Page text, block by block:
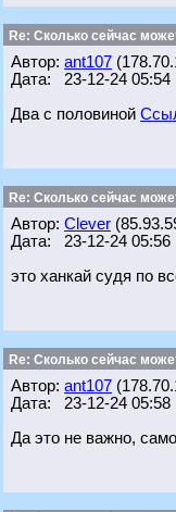
Re: Сколько сейчас
Автор: ant107
Дата: 23-12-24 05:54
Два с половиной
Re: Сколько сейчас
Автор: Clever
Дата: 23-12-24 05:56
это ханкай судя по
Re: Сколько сейчас
Автор: ant107
Дата: 23-12-24 05:58
Да это не важно,